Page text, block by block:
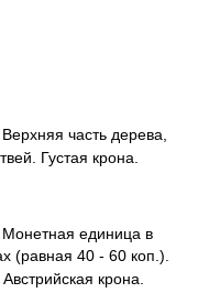
часть дерева,
Густая крона.
единица в
(равная 40 - 60 коп.).
крона.